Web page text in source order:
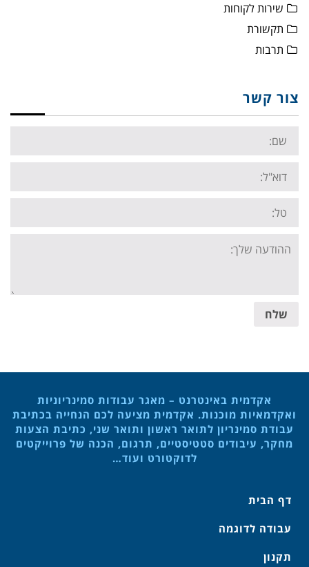
שירות לקוחות
תקשורת
תרבות
צור קשר
Name:
Email:
Tel:
Your
message:
שלח
אקדמית באינטרנט – מאגר עבודות סמינריוניות
ואקדמאיות מוכנות. אקדמית מציעה לכם הנחייה בכתיבת
עבודת סמינריון לתואר ראשון ותואר שני, כתיבת הצעות
מחקר, עיבודים סטטיסטיים, תרגום, הכנה של פרוייקטים
לדוקטורט ועוד…
דף הבית
עבודה לדוגמה
תקנון